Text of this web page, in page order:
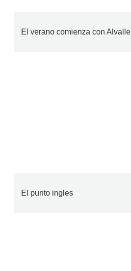
El verano comienza con Alvalle
El punto ingles